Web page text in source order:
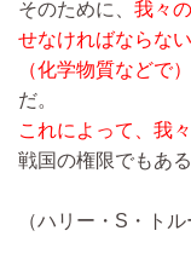
そのために、 我々
せなければならない
（化学物質などで
だ。
これによって、我
戦国の権限でもある
（ハリー・S・トル